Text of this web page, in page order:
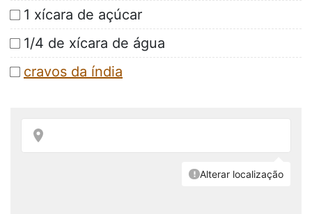
1 xícara de açúcar
1/4 de xícara de água
cravos da índia